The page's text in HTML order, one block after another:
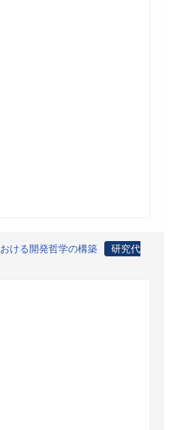
ける開発哲学の構築
研究代